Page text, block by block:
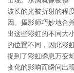
波长的光被折射的程
因。摄影师巧妙地合
出这些彩虹的不同大
的位置不同，因此彩
捉到了彩虹瞬息万变
变化的影响而瞬间出